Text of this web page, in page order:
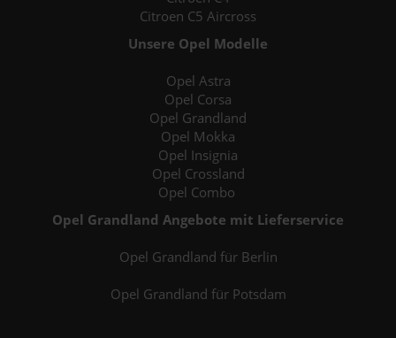
Citroen C5 Aircross
Unsere Opel Modelle
Opel Astra
Opel Corsa
Opel Grandland
Opel Mokka
Opel Insignia
Opel Crossland
Opel Combo
Opel Grandland Angebote mit Lieferservice
Opel Grandland für Berlin
Opel Grandland für Potsdam